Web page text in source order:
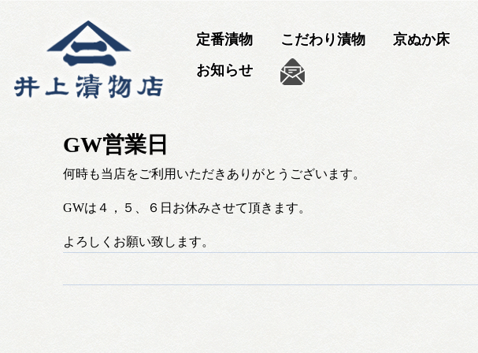
定番漬物 こだわり漬物 京ぬか床
お知らせ
GW営業日
何時も当店をご利用いただきありがとうございます。
GWは４，５、６日お休みさせて頂きます。
よろしくお願い致します。